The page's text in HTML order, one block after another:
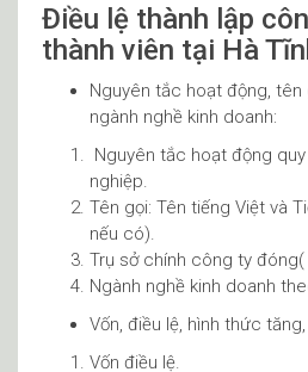
Điều lệ thành lập
thành viên tại Hà
Nguyên tắc hoạt động, tên
ngành nghề kinh doanh:
Nguyên tắc hoạt động
nghiệp.
Tên gọi: Tên tiếng Việt và
nếu có).
Trụ sở chính công ty
Ngành nghề kinh doanh
Vốn, điều lệ, hình thức
Vốn điều lệ.